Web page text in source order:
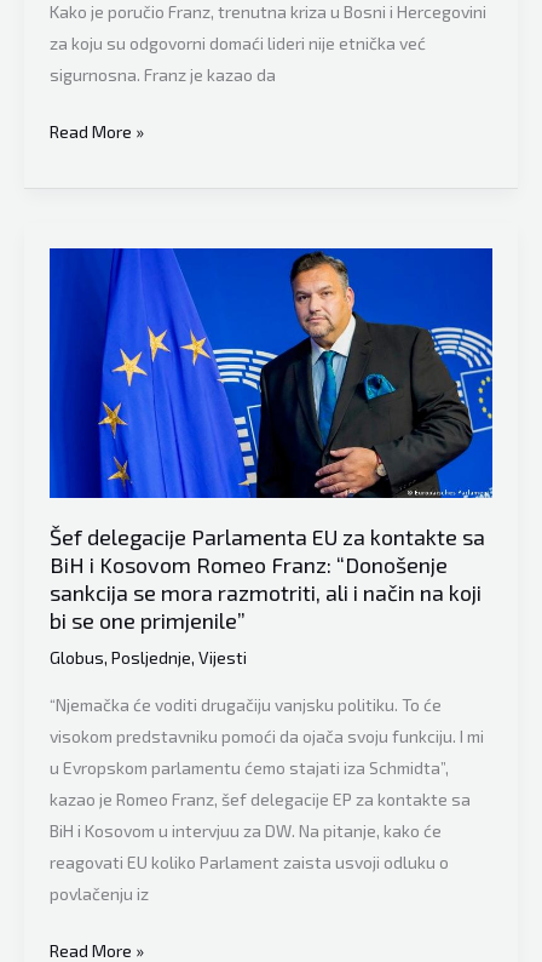
Kako je poručio Franz, trenutna kriza u Bosni i Hercegovini
za koju su odgovorni domaći lideri nije etnička već
sigurnosna. Franz je kazao da
Njemački
Romeo
brutalno
etnička
sigurnosna,
za
to
su
odgovorni
bh.
lideri!”
Read More »
Šef delegacije Parlamenta EU za kontakte sa
BiH i Kosovom Romeo Franz: “Donošenje
sankcija se mora razmotriti, ali i način na koji
bi se one primjenile”
Globus, Posljednje, Vijesti
“Njemačka će voditi drugačiju vanjsku politiku. To će
visokom predstavniku pomoći da ojača svoju funkciju. I mi
u Evropskom parlamentu ćemo stajati iza Schmidta”,
kazao je Romeo Franz, šef delegacije EP za kontakte sa
BiH i Kosovom u intervjuu za DW. Na pitanje, kako će
reagovati EU koliko Parlament zaista usvoji odluku o
povlačenju iz
Šef
Read More »